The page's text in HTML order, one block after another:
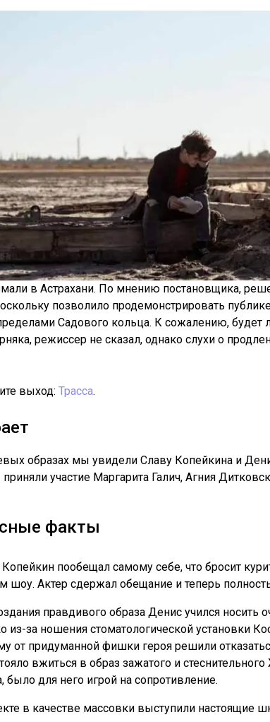
в Астрахани. По мнению постановщика,
позволило продемонстрировать
Садового кольца. К сожалению, будет
режиссер не сказал, однако слухи о
выход: Трасса.
образах мы увидели Славу Копейкина и
приняли участие Маргарита Галич, Агния
факты
пообещал самому себе, что бросит
шоу. Актер сдержал обещание и теперь
правдивого образа Денис учился носить
из-за ношения стоматологической установки
от придуманной фишки героя решили
вжиться в образ зажатого и
было для него игрой на сопротивление.
в качестве массовки выступили настоящие